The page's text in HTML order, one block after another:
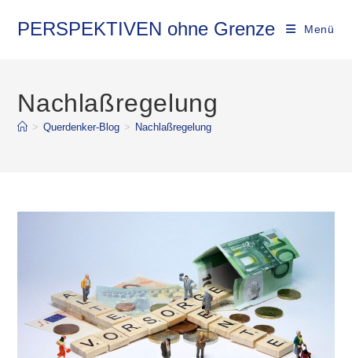
InhaltPERSPEKTIVEN ohne Grenze Menü
Nachlaßregelung
> Querdenker-Blog > Nachlaßregelung